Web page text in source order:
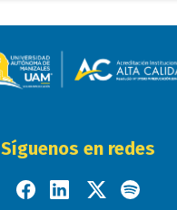
Síguenos en redes